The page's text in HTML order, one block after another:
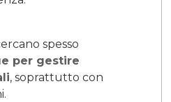
spesso
per gestire
, soprattutto con